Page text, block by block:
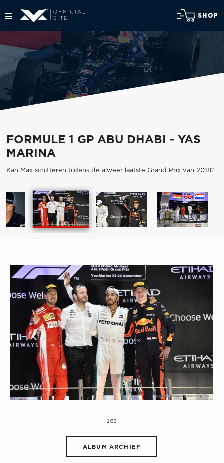
SHOP
FORMULE 1 GP ABU DHABI - YAS
MARINA
Kan Max schitteren tijdens de alweer laatste Grand Prix van 2018?
1/33
ALBUM ARCHIEF